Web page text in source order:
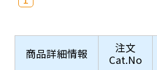
商品詳細情報
注文
Cat.No